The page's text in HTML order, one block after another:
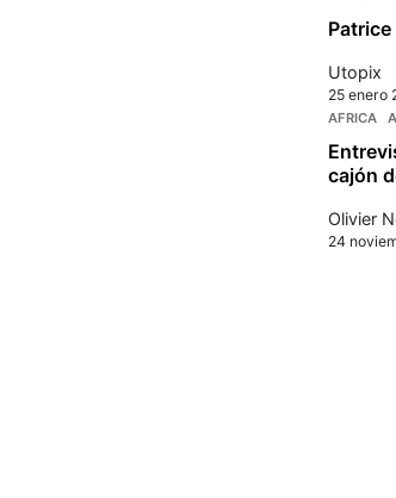
Utopix
25 enero
AFRICA
cajón
Olivier
24